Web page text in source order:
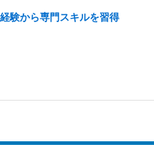
験から専門スキルを習得